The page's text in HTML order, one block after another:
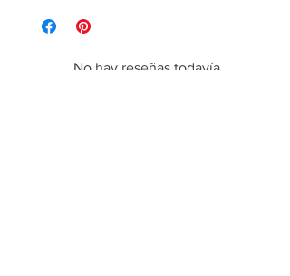
No hay reseñas todavía